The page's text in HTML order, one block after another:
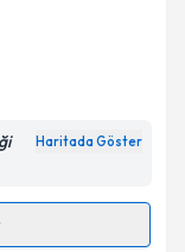
belirtilen
Haritada Göster